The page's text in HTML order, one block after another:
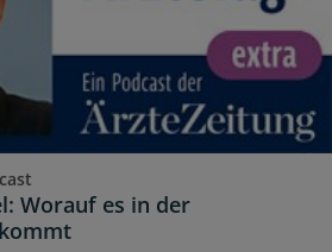
Worauf es in der